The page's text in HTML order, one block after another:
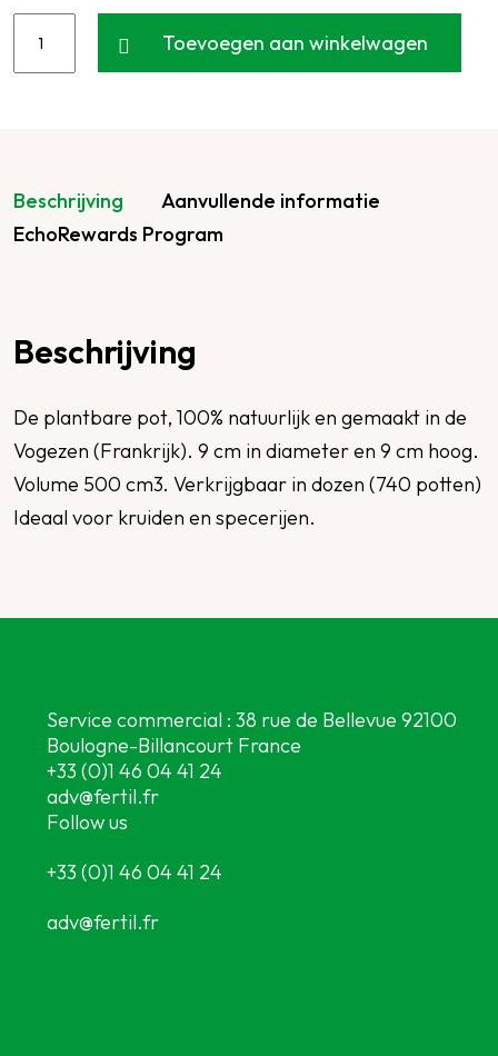
Toevoegen aan winkelwagen
Beschrijving
Aanvullende informatie
EchoRewards Program
Beschrijving
De plantbare pot, 100% natuurlijk en gemaakt in de
Vogezen (Frankrijk). 9 cm in diameter en 9 cm hoog.
Volume 500 cm3. Verkrijgbaar in dozen (740 potten)
Ideaal voor kruiden en specerijen.
Service commercial : 38 rue de Bellevue 92100
Boulogne-Billancourt France
+33 (0)1 46 04 41 24
adv@fertil.fr
Follow us
+33 (0)1 46 04 41 24
adv@fertil.fr